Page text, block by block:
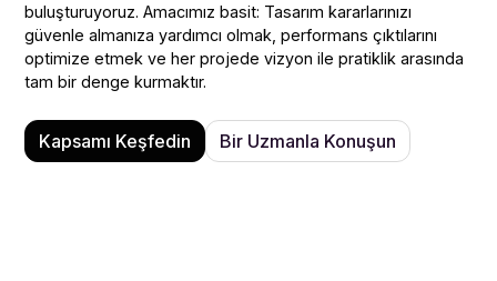
buluşturuyoruz. Amacımız basit: Tasarım kararlarınızı
güvenle almanıza yardımcı olmak, performans çıktılarını
optimize etmek ve her projede vizyon ile pratiklik arasında
tam bir denge kurmaktır.
Kapsamı Keşfedin Bir Uzmanla Konuşun